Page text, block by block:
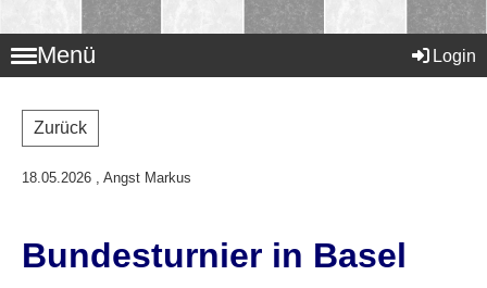
Menü Login
Zurück
18.05.2026 , Angst Markus
Bundesturnier in Basel